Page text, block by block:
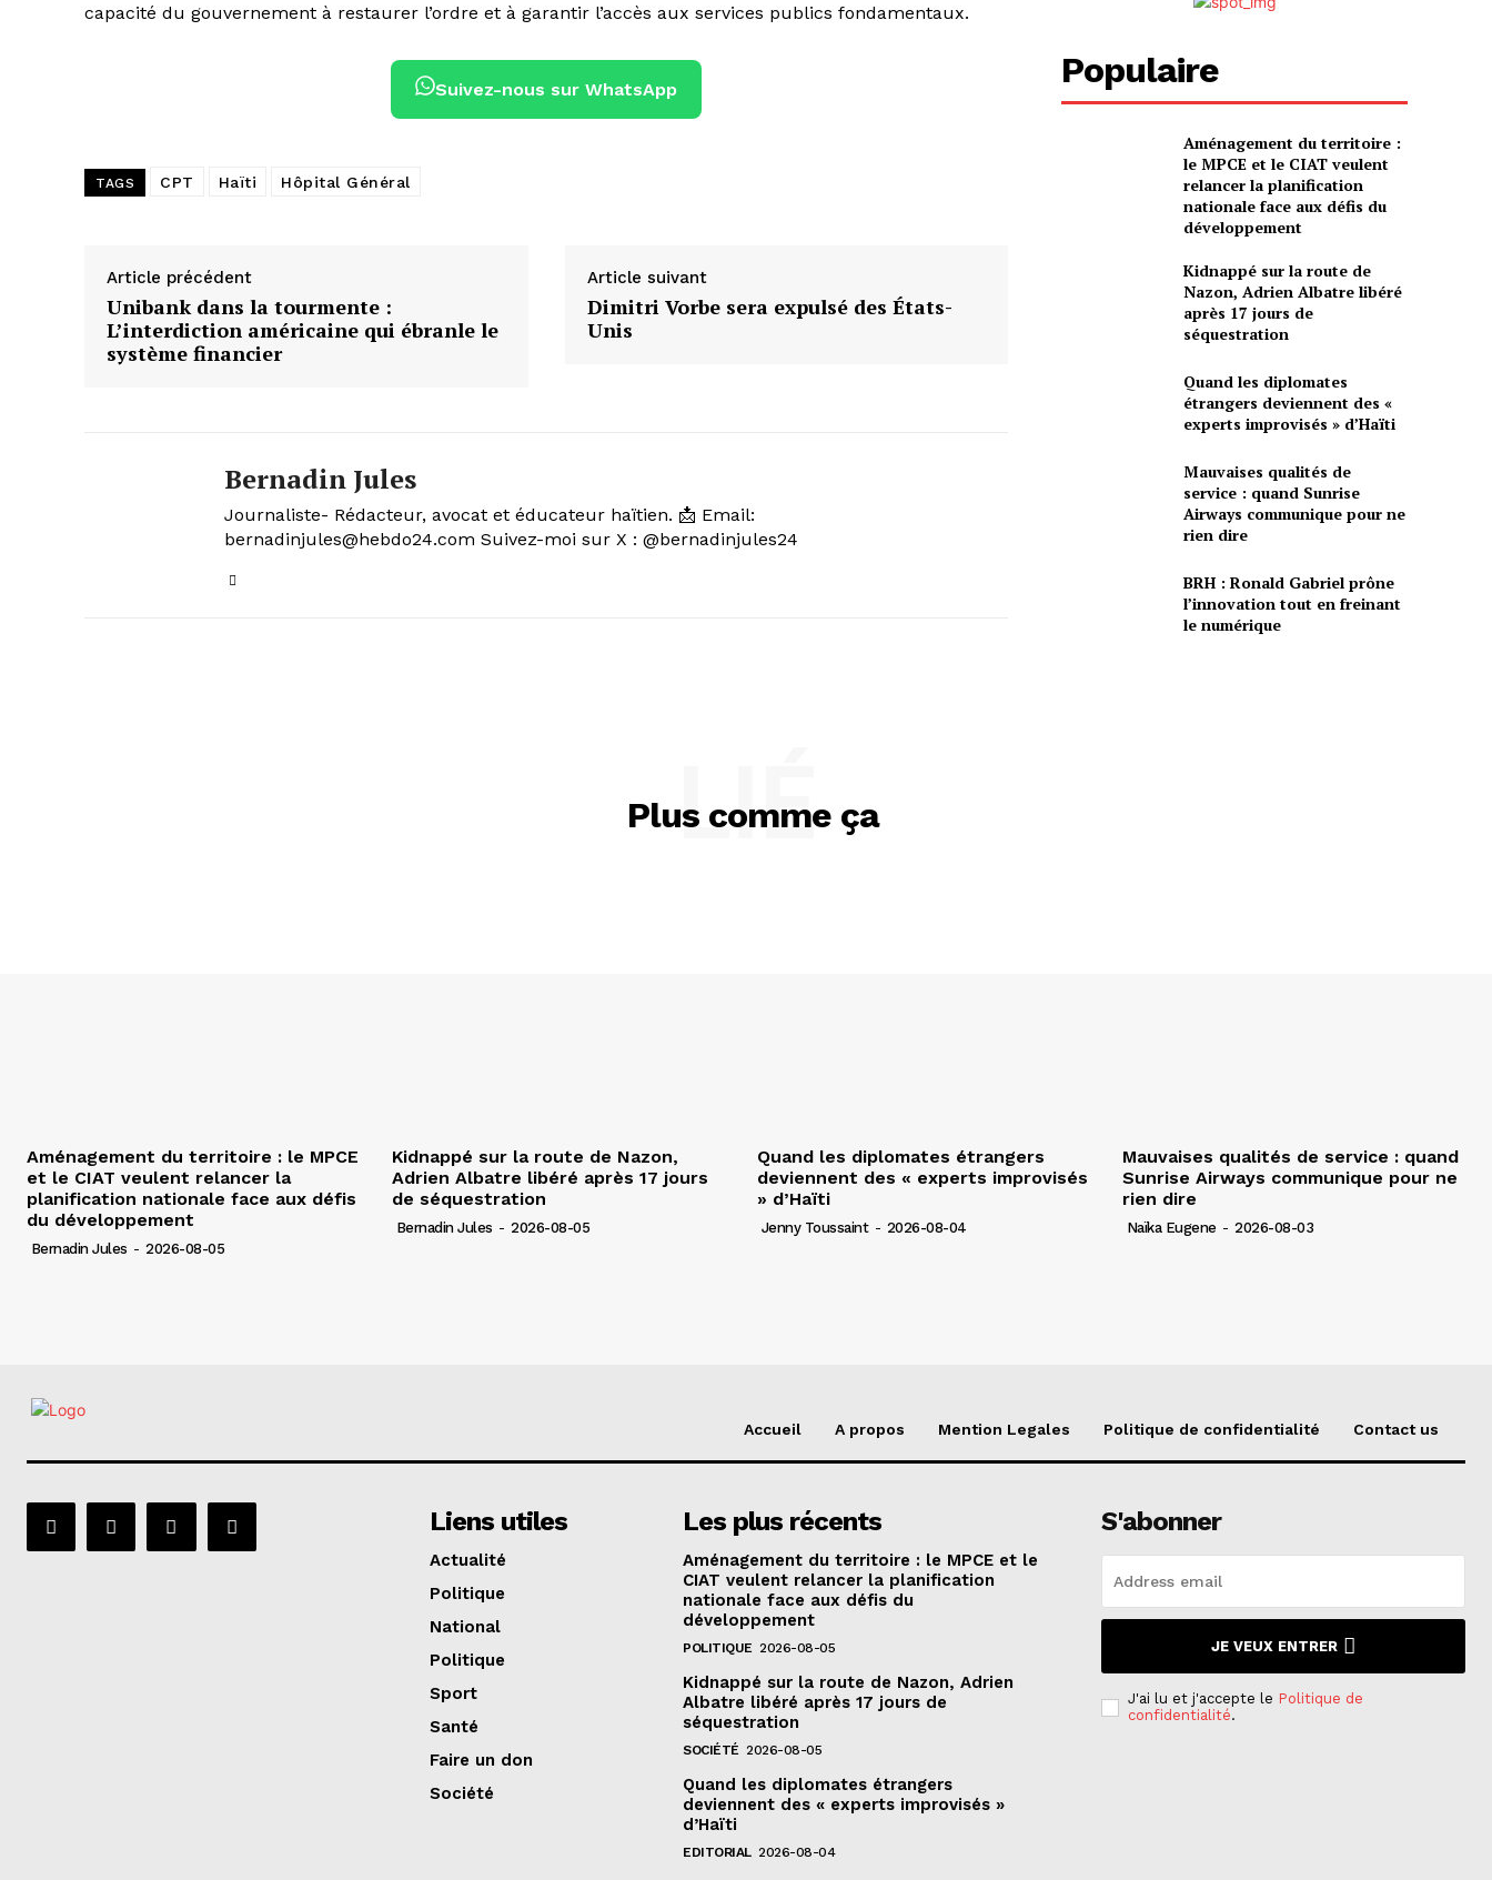
capacité du gouvernement à restaurer l’ordre et à garantir l’accès aux services publics fondamentaux.
Suivez-nous sur WhatsApp
TAGS CPT Haïti Hôpital Général
Article précédent
Unibank dans la tourmente :
L’interdiction américaine qui ébranle le
système financier
Article suivant
Dimitri Vorbe sera expulsé des États-
Unis
Bernadin Jules
Journaliste- Rédacteur, avocat et éducateur haïtien. 📩 Email:
bernadinjules@hebdo24.com Suivez-moi sur X : @bernadinjules24
Populaire
Aménagement du territoire :
le MPCE et le CIAT veulent
relancer la planification
nationale face aux défis du
développement
Kidnappé sur la route de
Nazon, Adrien Albatre libéré
après 17 jours de
séquestration
Quand les diplomates
étrangers deviennent des «
experts improvisés » d’Haïti
Mauvaises qualités de
service : quand Sunrise
Airways communique pour ne
rien dire
BRH : Ronald Gabriel prône
l’innovation tout en freinant
le numérique
Plus comme ça
LIÉ
Aménagement du territoire : le MPCE
et le CIAT veulent relancer la
planification nationale face aux défis
du développement
Bernadin Jules - 2026-08-05
Kidnappé sur la route de Nazon,
Adrien Albatre libéré après 17 jours
de séquestration
Bernadin Jules - 2026-08-05
Quand les diplomates étrangers
deviennent des « experts improvisés
» d’Haïti
Jenny Toussaint - 2026-08-04
Mauvaises qualités de service : quand
Sunrise Airways communique pour ne
rien dire
Naïka Eugene - 2026-08-03
Accueil A propos Mention Legales Politique de confidentialité Contact us
Liens utiles
Actualité
Politique
National
Politique
Sport
Santé
Faire un don
Société
Les plus récents
Aménagement du territoire : le MPCE et le
CIAT veulent relancer la planification
nationale face aux défis du
développement
POLITIQUE 2026-08-05
Kidnappé sur la route de Nazon, Adrien
Albatre libéré après 17 jours de
séquestration
SOCIÉTÉ 2026-08-05
Quand les diplomates étrangers
deviennent des « experts improvisés »
d’Haïti
EDITORIAL 2026-08-04
S'abonner
JE VEUX ENTRER
J'ai lu et j'accepte le Politique de
confidentialité.